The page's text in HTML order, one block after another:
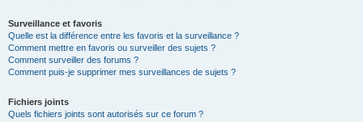
Surveillance et favoris
Quelle est la différence entre les favoris et la surveillance ?
Comment mettre en favoris ou surveiller des sujets ?
Comment surveiller des forums ?
Comment puis-je supprimer mes surveillances de sujets ?
Fichiers joints
Quels fichiers joints sont autorisés sur ce forum ?